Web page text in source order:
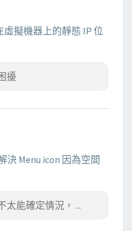
虛擬機器上的靜態 IP 位
擾
決 Menu icon 因為空間
太能確定情況， ...